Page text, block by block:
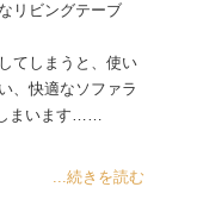
リビングテーブ
てしまうと、使い
、快適なソファラ
まいます……
...続きを読む